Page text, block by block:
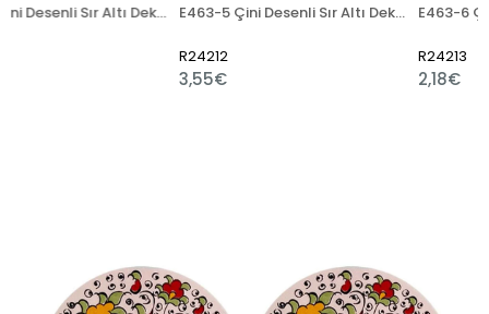
E463-3 Çini Desenli Sır Altı Dekal 12 cm E463-5 Çini Desenli Sır Altı Dekal 13x50 cm